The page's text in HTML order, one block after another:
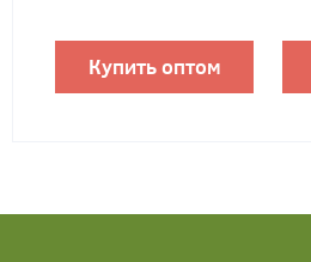
Купить оптом